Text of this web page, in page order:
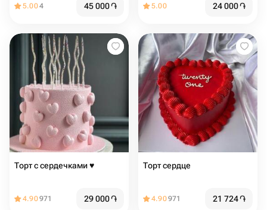
5.004 45 000֏ 5.00 24 000֏
Торт с сердечками ♥️
4.90971 29 000֏
Торт сердце
4.90971 21 724֏